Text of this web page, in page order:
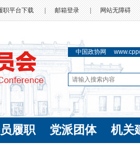
职平台下载 | 邮箱登录 网站无障碍
中国政协网
履职 党派团体 机关